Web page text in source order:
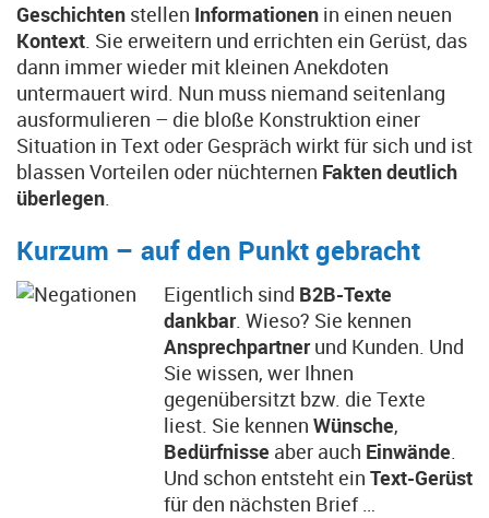
Geschichten stellen Informationen in einen neuen
Kontext. Sie erweitern und errichten ein Gerüst, das
dann immer wieder mit kleinen Anekdoten
untermauert wird. Nun muss niemand seitenlang
ausformulieren – die bloße Konstruktion einer
Situation in Text oder Gespräch wirkt für sich und ist
blassen Vorteilen oder nüchternen Fakten deutlich
überlegen.
Kurzum – auf den Punkt gebracht
Eigentlich sind B2B-Texte
dankbar. Wieso? Sie kennen
Ansprechpartnerund Kunden. Und
Sie wissen, wer Ihnen
gegenübersitzt bzw. die Texte
liest. Sie kennen Wünsche,
Bedürfnisse aber auch Einwände.
Und schon entsteht ein Text-Gerüst
für den nächsten Brief …